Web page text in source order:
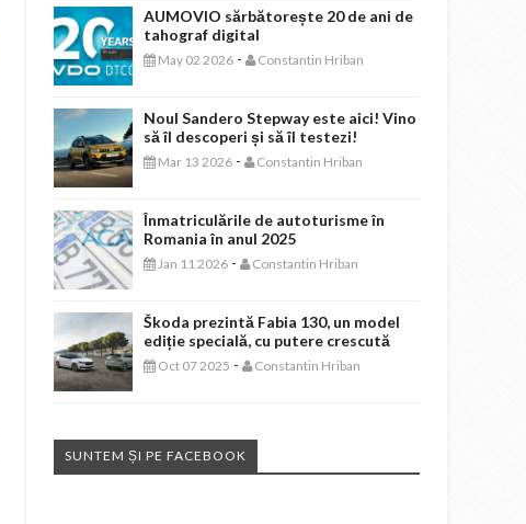
AUMOVIO sărbătorește 20 de ani de
tahograf digital
May 02 2026 - Constantin Hriban
Noul Sandero Stepway este aici! Vino
să îl descoperi și să îl testezi!
Mar 13 2026 - Constantin Hriban
Înmatriculările de autoturisme în
Romania în anul 2025
Jan 11 2026 - Constantin Hriban
Škoda prezintă Fabia 130, un model
ediție specială, cu putere crescută
Oct 07 2025 - Constantin Hriban
SUNTEM ȘI PE FACEBOOK